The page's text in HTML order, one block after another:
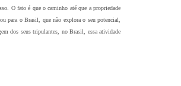
O fato é que o caminho até que a propriedade
para o Brasil, que não explora o seu potencial,
dos seus tripulantes, no Brasil, essa atividade